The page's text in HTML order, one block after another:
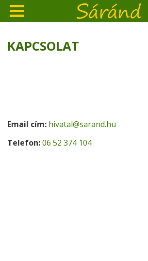
KAPCSOLAT
Email cím: hivatal@sarand.hu
Telefon:06 52 374 104